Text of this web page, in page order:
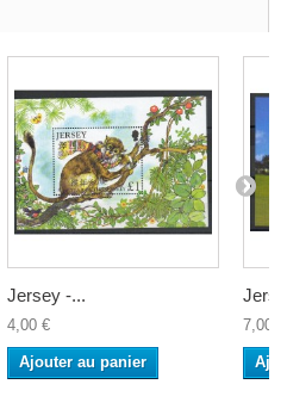
Jersey -...
4,00 €
Ajouter au panier
7,00 €